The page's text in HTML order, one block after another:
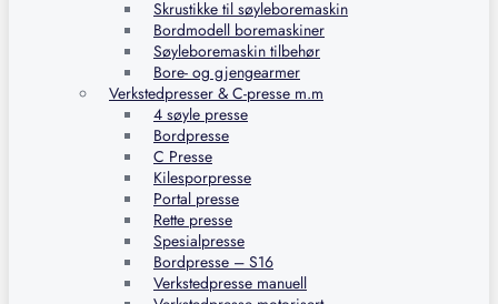
Skrustikke til søyleboremaskin
Bordmodell boremaskiner
Søyleboremaskin tilbehør
Bore- og gjengearmer
Verkstedpresser & C-presse m.m
4 søyle presse
Bordpresse
C Presse
Kilesporpresse
Portal presse
Rette presse
Spesialpresse
Bordpresse – S16
Verkstedpresse manuell